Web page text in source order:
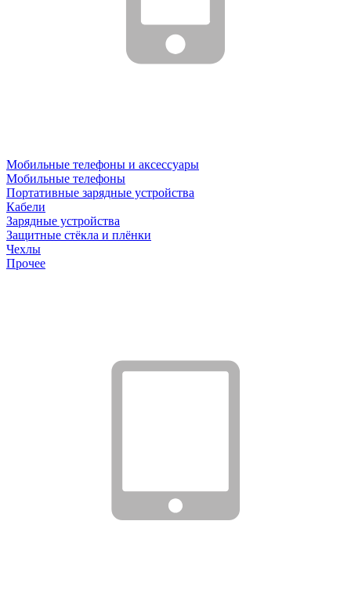
Мобильные телефоны и аксессуары
Мобильные телефоны
Портативные зарядные устройства
Кабели
Зарядные устройства
Защитные стёкла и плёнки
Чехлы
Прочее